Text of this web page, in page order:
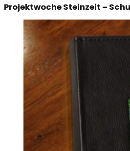
Projektwoche Steinzeit –